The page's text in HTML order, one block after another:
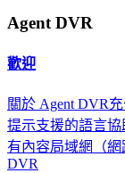
Agent DVR
歡迎
關於 Agent DVR
提示支援的語言協
有內容局域網（網
DVR